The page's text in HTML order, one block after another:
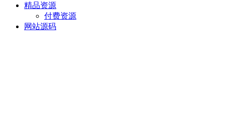
精品资源
付费资源
网站源码